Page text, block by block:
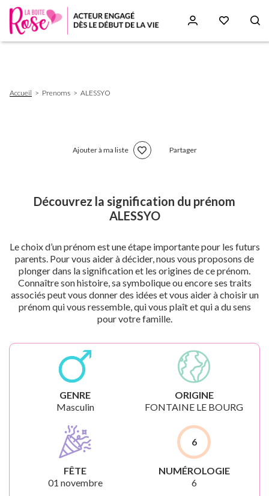
d'Ariane
Accueil Prenoms ALESSYO
Ajouter à ma liste Partager
Découvrez la signification du prénom
ALESSYO
Le choix d’un prénom est une étape importante pour les futurs
parents. Pour vous aider à décider, nous vous proposons de
plonger dans la signification et les origines de ce prénom.
Connaître son histoire, sa symbolique ou encore ses traits
associés peut vous donner des idées et vous aider à choisir un
prénom qui vous ressemble, qui vous plaît et qui a du sens
pour votre famille.
GENRE
Masculin
ORIGINE
FONTAINE LE BOURG
FÊTE
01 novembre
6
NUMÉROLOGIE
6